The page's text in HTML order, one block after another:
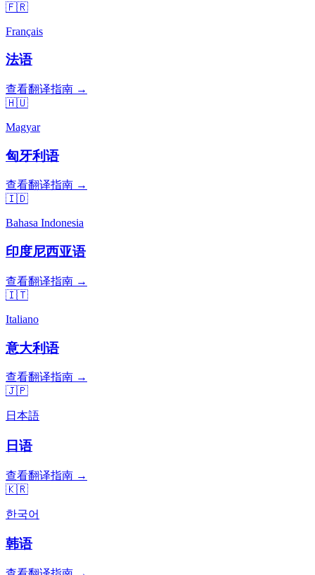
🇫🇷
Français
法语
查看翻译指南 →
🇭🇺
Magyar
匈牙利语
查看翻译指南 →
🇮🇩
Bahasa Indonesia
印度尼西亚语
查看翻译指南 →
🇮🇹
Italiano
意大利语
查看翻译指南 →
🇯🇵
日本語
日语
查看翻译指南 →
🇰🇷
한국어
韩语